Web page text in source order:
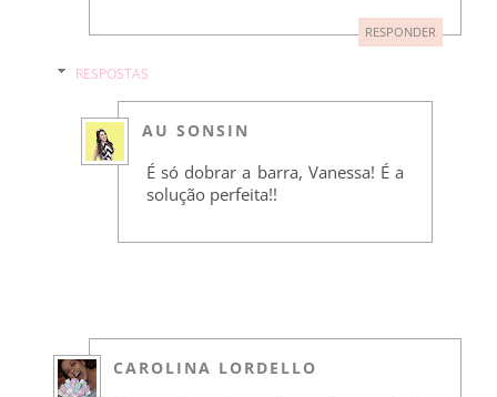
RESPONDER
RESPOSTAS
AU SONSIN
É só dobrar a barra, Vanessa! É a
solução perfeita!!
CAROLINA LORDELLO